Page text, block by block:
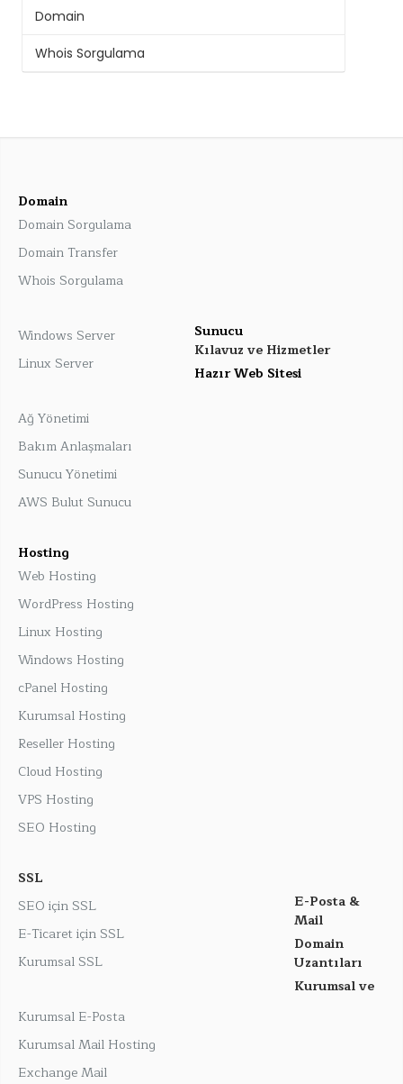
Domain
Whois Sorgulama
Domain
Domain Sorgulama
Domain Transfer
Whois Sorgulama
Sunucu
Windows Server
Linux Server
Kılavuz ve Hizmetler
Ağ Yönetimi
Bakım Anlaşmaları
Sunucu Yönetimi
AWS Bulut Sunucu
Hazır Web Sitesi
Hosting
Web Hosting
WordPress Hosting
Linux Hosting
Windows Hosting
cPanel Hosting
Kurumsal Hosting
Reseller Hosting
Cloud Hosting
VPS Hosting
SEO Hosting
SSL
SEO için SSL
E-Ticaret için SSL
Kurumsal SSL
E-Posta &
Mail
Kurumsal E-Posta
Kurumsal Mail Hosting
Exchange Mail
Domain
Uzantıları
Kurumsal ve